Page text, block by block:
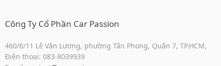
Công Ty Cổ Phần Car Passion
460/6/11 Lê Văn Lương, phường Tân Phong, Quận 7, TP.HCM,
Điện thoại: 083-8039939